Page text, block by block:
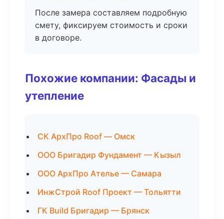
После замера составляем подробную
смету, фиксируем стоимость и сроки
в договоре.
Похожие компании: Фасады и
утепление
СК АрхПро Roof — Омск
ООО Бригадир Фундамент — Кызыл
ООО АрхПро Ателье — Самара
ИнжСтрой Roof Проект — Тольятти
ГК Build Бригадир — Брянск